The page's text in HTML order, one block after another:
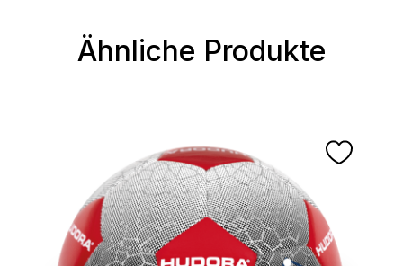
Produktgalerie überspringen
Ähnliche Produkte